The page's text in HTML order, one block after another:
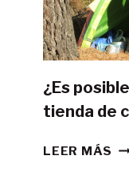
¿Es
tienda de
LEER MÁS